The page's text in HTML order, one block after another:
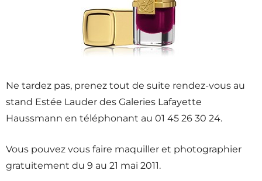
Ne tardez pas, prenez tout de suite rendez-vous au
stand Estée Lauder des Galeries Lafayette
Haussmann en téléphonant au 01 45 26 30 24.
Vous pouvez vous faire maquiller et photographier
gratuitement du 9 au 21 mai 2011.